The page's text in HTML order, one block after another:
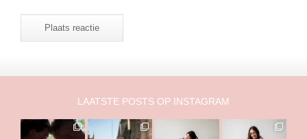
LAATSTE POSTS OP INSTAGRAM